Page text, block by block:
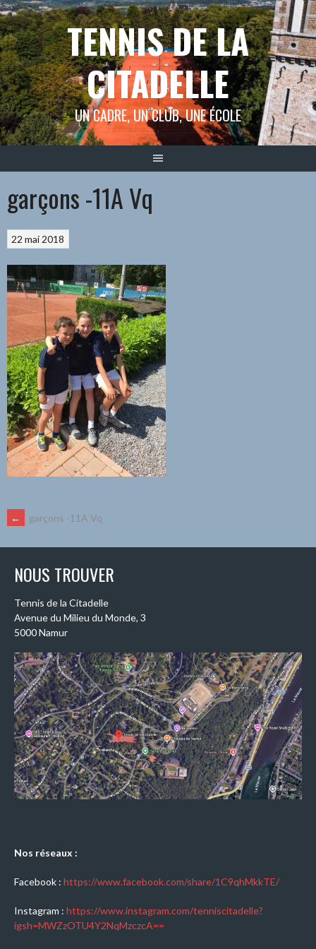
Aller
au
contenu
TENNIS DE LA
CITADELLE
UN CADRE, UN CLUB, UNE ÉCOLE
garçons -11A Vq
22 mai 2018
NAVIGATION
DES
ARTICLES
← garçons -11A Vq
NOUS TROUVER
Tennis de la Citadelle
Avenue du Milieu du Monde, 3
5000 Namur
Nos réseaux :
Facebook : https://www.facebook.com/share/1C9qhMkkTE/
Instagram : https://www.instagram.com/tenniscitadelle?
igsh=MWZzOTU4Y2NqMzczcA==